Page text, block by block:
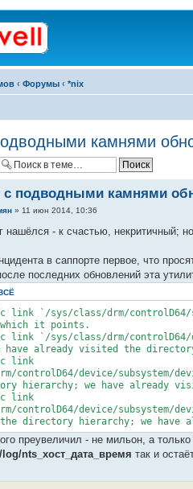
‹ Форумы ‹ *nix
камнями
с подводными камнями
» 11 июн 2014, 10:36
- к счастью, некритичный;
в саппорте первое, что
последних обновлений эта
link `/sys/class/drm/
it points.
link `/sys/class/drm/
have already visited the
link
controlD64/device/subsystem/
hierarchy; we have already
link
controlD64/device/subsystem/
directory hierarchy; we
преувеличил - не мильон, а
nts_хост_дата_время так и